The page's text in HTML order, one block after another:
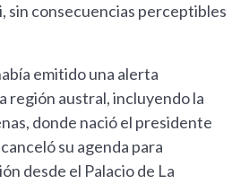
sin consecuencias perceptibles
emitido una alerta
región austral, incluyendo la
donde nació el presidente
su agenda para
desde el Palacio de La